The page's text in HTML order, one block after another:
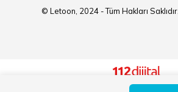
© Letoon, 2024 - Tüm Hakları Saklıdır.